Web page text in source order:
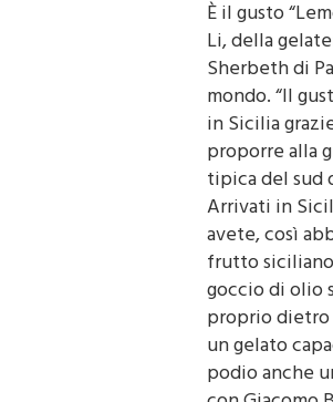
È il gusto
Li, della
Sherbeth di
mondo. “Il
in Sicilia
proporre alla
tipica del sud
Arrivati in
avete, così
frutto
goccio di olio
proprio dietro
un gelato
podio anche